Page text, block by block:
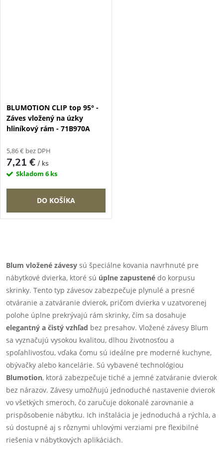
BLUMOTION CLIP top 95° -
Záves vložený na úzky
hliníkový rám - 71B970A
5,86 € bez DPH
7,21 €/ ks
Skladom 6 ks
DO KOŠÍKA
v
l
á
d
a
c
i
e
p
r
Blum vložené závesy sú špeciálne kovania navrhnuté pre
nábytkové dvierka, ktoré sú úplne zapustené do korpusu
skrinky. Tento typ závesov zabezpečuje plynulé a presné
otváranie a zatváranie dvierok, pričom dvierka v uzatvorenej
polohe úplne prekrývajú rám skrinky, čím sa dosahuje
elegantný a čistý vzhľad bez presahov. Vložené závesy Blum
sa vyznačujú vysokou kvalitou, dlhou životnosťou a
spoľahlivosťou, vďaka čomu sú ideálne pre moderné kuchyne,
obývačky alebo kancelárie. Sú vybavené technológiou
Blumotion, ktorá zabezpečuje tiché a jemné zatváranie dvierok
bez nárazov. Závesy umožňujú jednoduché nastavenie dvierok
vo všetkých smeroch, čo zaručuje dokonalé zarovnanie a
prispôsobenie nábytku. Ich inštalácia je jednoduchá a rýchla, a
sú dostupné aj s rôznymi uhlovými verziami pre flexibilné
riešenia v nábytkových aplikáciách.